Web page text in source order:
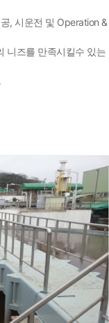
, 시운전 및 Operation &
니즈를 만족시킬수 있는